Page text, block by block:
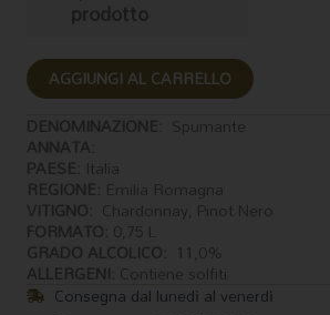
AGGIUNGI AL CARRELLO
DENOMINAZIONE: Spumante
ANNATA:
PAESE: Italia
REGIONE: Emilia Romagna
VITIGNO: Chardonnay, Pinot Nero
FORMATO: 0,75 L
GRADO ALCOLICO: 11,0%
ALLERGENI: Contiene solfiti
Consegna dal lunedì al venerdì